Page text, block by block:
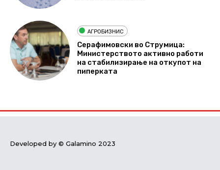
АГРОБИЗНИС
Серафимовски во Струмица:
Министерството активно работи
на стабилизирање на откупот на
пиперката
Developed by © Galamino 2023